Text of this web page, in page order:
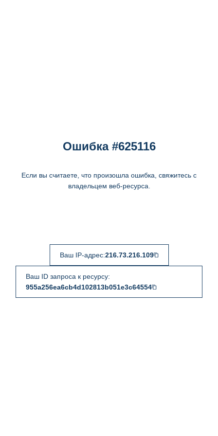
Ошибка #625116
Если вы считаете, что произошла ошибка, свяжитесь с
владельцем веб-ресурса.
Ваш IP-адрес:216.73.216.109
Ваш ID запроса к ресурсу:
955a256ea6cb4d102813b051e3c64554